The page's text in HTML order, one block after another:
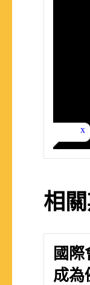
相
國
成為